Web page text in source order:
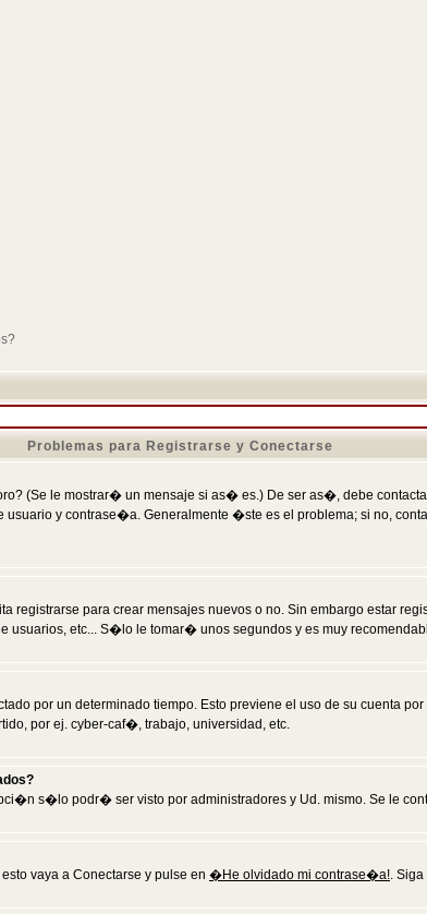
Problemas para Registrarse y Conectarse
(Se le mostrar� un mensaje si as� es.) De ser as�, debe
y contrase�a. Generalmente �ste es el problema; si no,
para crear mensajes nuevos o no. Sin embargo estar
etc... S�lo le tomar� unos segundos y es muy
por un determinado tiempo. Esto previene el uso de su cuenta
por ej. cyber-caf�, trabajo, universidad, etc.
s�lo podr� ser visto por administradores y Ud. mismo. Se le
vaya a Conectarse y pulse en �He olvidado mi contrase�a!.